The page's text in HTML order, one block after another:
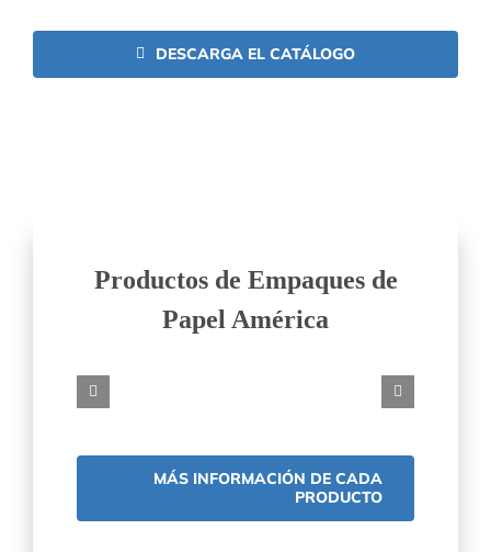
DESCARGA EL CATÁLOGO
Productos de Empaques de
Papel América
MÁS INFORMACIÓN DE CADA
PRODUCTO